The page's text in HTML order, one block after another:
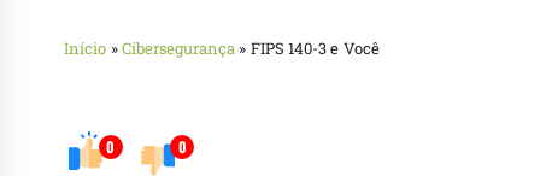
Início »Cibersegurança » FIPS 140-3 e Você
0 0